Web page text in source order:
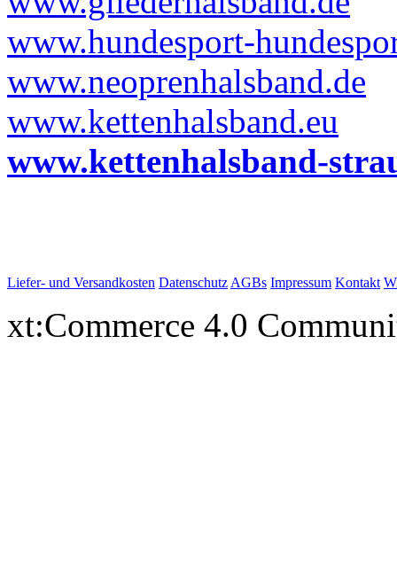
www.hundesport-
www.neoprenhalsband.de
www.kettenhalsband.eu
www.kettenhalsband-
Liefer- und Versandkosten Datenschutz AGBs Impressum Kontakt
xt:Commerce 4.0